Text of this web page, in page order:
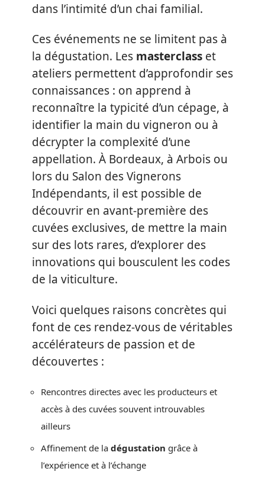
dans l’intimité d’un chai familial.
Ces événements ne se limitent pas à
la dégustation. Les masterclass et
ateliers permettent d’approfondir ses
connaissances : on apprend à
reconnaître la typicité d’un cépage, à
identifier la main du vigneron ou à
décrypter la complexité d’une
appellation. À Bordeaux, à Arbois ou
lors du Salon des Vignerons
Indépendants, il est possible de
découvrir en avant-première des
cuvées exclusives, de mettre la main
sur des lots rares, d’explorer des
innovations qui bousculent les codes
de la viticulture.
Voici quelques raisons concrètes qui
font de ces rendez-vous de véritables
accélérateurs de passion et de
découvertes :
Rencontres directes avec les producteurs et
accès à des cuvées souvent introuvables
ailleurs
Affinement de la dégustation grâce à
l’expérience et à l’échange